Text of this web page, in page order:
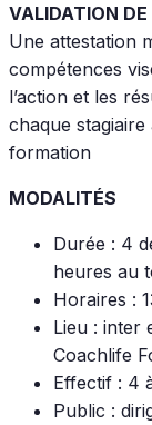
VALIDATION
Une attestation
compétences
l’action et les
chaque stagiaire
formation
MODALITÉS
Durée : 4
heures au
Horaires :
Lieu : inter
Coachlife
Effectif : 4
Public :